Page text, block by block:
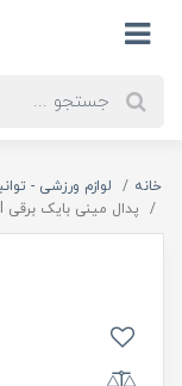
خانه
لوازم ورزشی -
پدال مينی بايک برقی Electric mini pedal